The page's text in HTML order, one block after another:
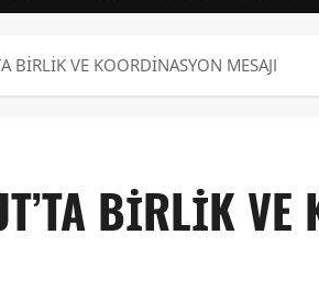
BİRLİK VE KOORDİNASYON MESAJI
BİRLİK VE